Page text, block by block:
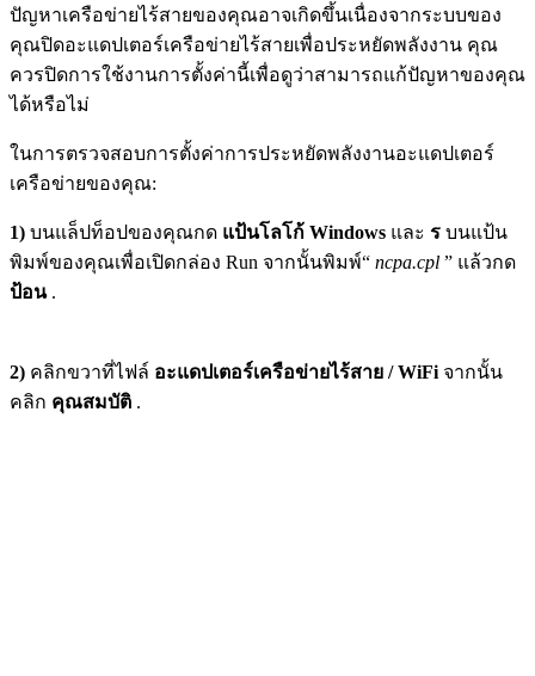
ปัญหาเครือข่ายไร้สายของคุณอาจเกิดขึ้นเนื่องจากระบบของ
คุณปิดอะแดปเตอร์เครือข่ายไร้สายเพื่อประหยัดพลังงาน คุณ
ควรปิดการใช้งานการตั้งค่านี้เพื่อดูว่าสามารถแก้ปัญหาของคุณ
ได้หรือไม่
ในการตรวจสอบการตั้งค่าการประหยัดพลังงานอะแดปเตอร์
เครือข่ายของคุณ:
1) บนแล็ปท็อปของคุณกด แป้นโลโก้ Windows และ ร บนแป้น
พิมพ์ของคุณเพื่อเปิดกล่อง Run จากนั้นพิมพ์“ ncpa.cpl ” แล้วกด
ป้อน.
2) คลิกขวาที่ไฟล์ อะแดปเตอร์เครือข่ายไร้สาย / WiFi จากนั้น
คลิก คุณสมบัติ .